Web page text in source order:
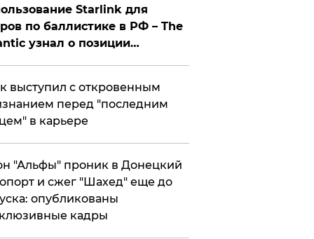
Starlink для
по баллистике в РФ – The
узнал о позиции
выступил с откровенным
перед "последним
в карьере
"Альфы" проник в Донецкий
и сжег "Шахед" еще до
опубликованы
кадры